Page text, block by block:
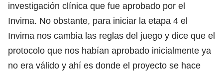
investigación clínica que fue aprobado por el
Invima. No obstante, para iniciar la etapa 4 el
Invima nos cambia las reglas del juego y dice que el
protocolo que nos habían aprobado inicialmente ya
no era válido y ahí es donde el proyecto se hace